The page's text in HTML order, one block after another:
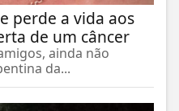
perde a vida aos
de um câncer
ainda não
da...